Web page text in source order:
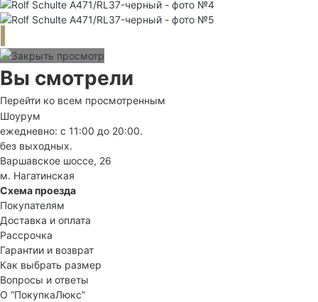
Вы смотрели
Перейти ко всем просмотренным
Шоурум
ежедневно: с 11:00 до 20:00.
без выходных.
Варшавское шоссе, 26
м. Нагатинская
Схема проезда
Покупателям
Доставка и оплата
Рассрочка
Гарантии и возврат
Как выбрать размер
Вопросы и ответы
О “ПокупкаЛюкс”